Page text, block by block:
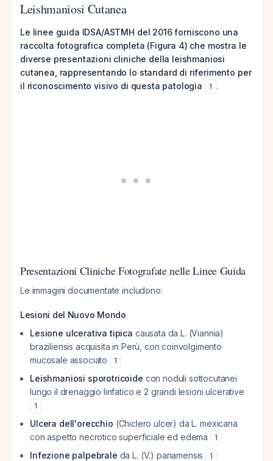
Leishmaniosi Cutanea
Le linee guida IDSA/ASTMH del 2016 forniscono una
raccolta fotografica completa (Figura 4) che mostra le
diverse presentazioni cliniche della leishmaniosi
cutanea, rappresentando lo standard di riferimento per
il riconoscimento visivo di questa patologia
1 .
Presentazioni Cliniche Fotografate nelle Linee Guida
Le immagini documentate includono:
Lesioni del Nuovo Mondo
Lesione ulcerativa tipica causata daL. (Viannia)
braziliensis acquisita in Perù, con coinvolgimento
mucosale associato
1
Leishmaniosi sporotricoide con noduli sottocutanei
lungo il drenaggio linfatico e 2 grandi lesioni ulcerative
1
Ulcera dell'orecchio (Chiclero ulcer) daL. mexicana
con aspetto necrotico superficiale ed edema
1
Infezione palpebrale daL. (V.) panamensis 1